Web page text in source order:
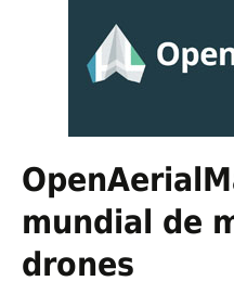
mundial de
drones